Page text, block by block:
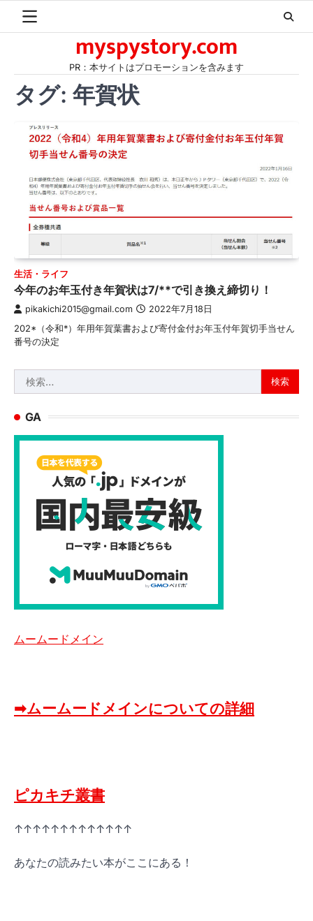
myspystory.com
PR：本サイトはプロモーションを含みます
タグ: 年賀状
生活・ライフ
今年のお年玉付き年賀状は7/**で引き換え締切り！
pikakichi2015@gmail.com 2022年7月18日
202*（令和*）年用年賀葉書および寄付金付お年玉付年賀切手当せん
番号の決定
索:
GA
ムームードメイン
➡ムームードメインについての詳細
ピカキチ叢書
↑↑↑↑↑↑↑↑↑↑↑↑↑
あなたの読みたい本がここにある！